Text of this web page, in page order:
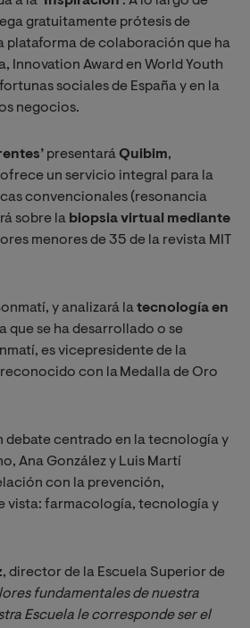
gratuitamente prótesis de
plataforma de colaboración que ha
Innovation Award en World Youth
sociales de España y en la
negocios.
presentaráQuibim,
un servicio integral para la
convencionales (resonancia
sobre la biopsia virtual mediante
menores de 35 de la revista MIT
y analizará latecnología en
que se ha desarrollado o se
es vicepresidente de la
con la Medalla de Oro
debate centrado en la tecnología y
Ana González y Luis Martí
con la prevención,
vista: farmacología, tecnología y
, director de la Escuela Superior de
fundamentales de nuestra
Escuela le corresponde ser el